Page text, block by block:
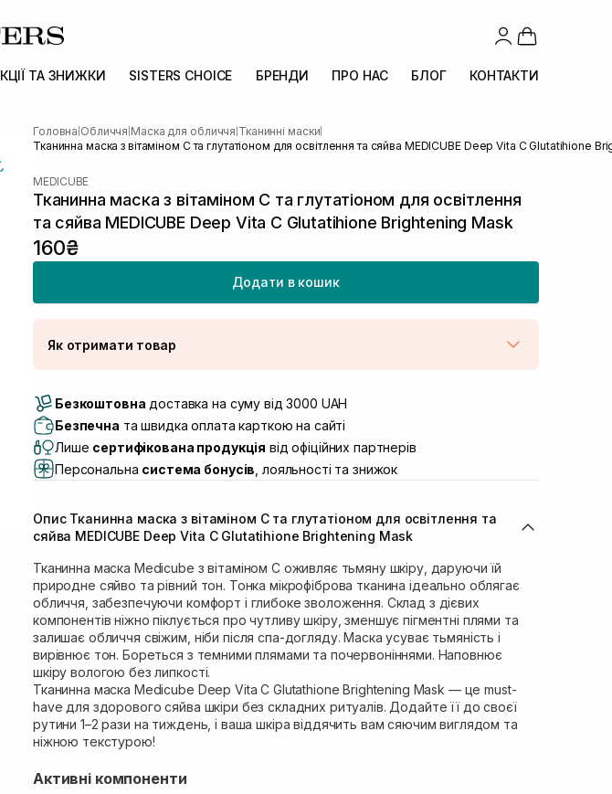
ТА ЗНИЖКИ SISTERS CHOICE БРЕНДИ ПРО НАС БЛОГ КОНТАКТИ
Головна Обличчя Маска для обличчя Тканинні маски
Тканинна маска з вітаміном С та глутатіоном для освітлення та сяйва MEDICUBE Deep Vita C Glutatihione
MEDICUBE
Тканинна маска з вітаміном С та глутатіоном для освітлення
та сяйва MEDICUBE Deep Vita C Glutatihione Brightening Mask
160₴
Додати в кошик
Як отримати товар
Самовивіз м. Луцьк, вул. Винниченка 4
Самовивіз м. Львів, вул. Академіка Підстригача, 1В (Duck’s
Самовивіз м. Львів, вул. Івана Франка 36
Самовивіз м. Львів, вул. Степана Бандери 45 В наявності
Самовивіз м. Рівне, вул. Кулика і Гудачека 23 (ТЦ Екватор) В наявності
Безкоштовна доставка на суму від 3000 UAH
Безпечна та швидка оплата карткою на сайті
Лише сертифікована продукція від офіційних партнерів
Персональна система бонусів , лояльності та знижок
Опис Тканинна маска з вітаміном С та глутатіоном для освітлення та
сяйва MEDICUBE Deep Vita C Glutatihione Brightening Mask
Тканинна маска Medicube з вітаміном С оживляє тьмяну шкіру, даруючи їй
природне сяйво та рівний тон. Тонка мікрофіброва тканина ідеально облягає
обличчя, забезпечуючи комфорт і глибоке зволоження. Склад з дієвих
компонентів ніжно піклується про чутливу шкіру, зменшує пігментні плями та
залишає обличчя свіжим, ніби після спа-догляду. Маска усуває тьмяність і
вирівнює тон. Бореться з темними плямами та почервоніннями. Наповнює
шкіру вологою без липкості.
Тканинна маска Medicube Deep Vita C Glutathione Brightening Mask — це must-
have для здорового сяйва шкіри без складних ритуалів. Додайте її до своєї
рутини 1–2 рази на тиждень, і ваша шкіра віддячить вам сяючим виглядом та
ніжною текстурою!
Активні компоненти